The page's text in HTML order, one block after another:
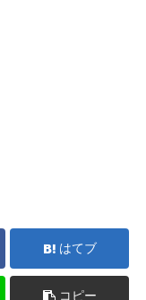
はてブ
コピー